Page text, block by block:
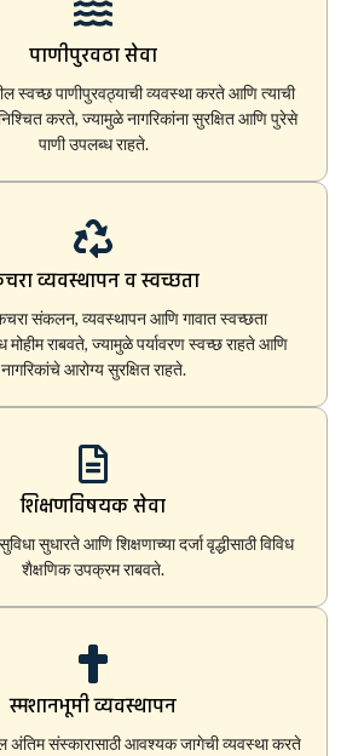
पाणीपुरवठा सेवा
स्वच्छ पाणीपुरवठ्याची व्यवस्था करते आणि त्याची
करते, ज्यामुळे नागरिकांना सुरक्षित आणि पुरेसे
पाणी उपलब्ध राहते.
व्यवस्थापन व स्वच्छता
संकलन, व्यवस्थापन आणि गावात स्वच्छता
मोहीम राबवते, ज्यामुळे पर्यावरण स्वच्छ राहते आणि
नागरिकांचे आरोग्य सुरक्षित राहते.
शिक्षणविषयक सेवा
सुधारते आणि शिक्षणाच्या दर्जा वृद्धीसाठी विविध
शैक्षणिक उपक्रम राबवते.
स्मशानभूमी व्यवस्थापन
अंतिम संस्कारासाठी आवश्यक जागेची व्यवस्था करते